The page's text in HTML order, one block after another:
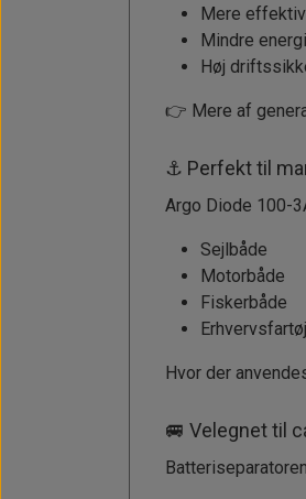
Mere
Mindre
Høj
👉 Mere af
⚓ Perfekt til
Argo Diode 100-
Sejlbåde
Motorbåde
Fiskerbåde
Hvor der
🚐 Velegnet til